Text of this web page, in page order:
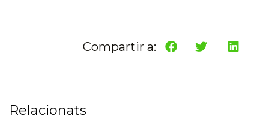
Compartir a:
Relacionats